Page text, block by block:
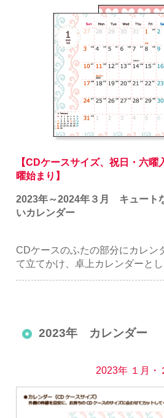
【CDケースサイズ、祝日・六曜
曜始まり】
2023年～2024年３月 キュート
いカレンダー
CDケースのふたの部分にカレン
て立てかけ、卓上カレンダーとし
2023年 カレンダー
2023年 １月・